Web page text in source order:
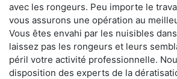
avec les rongeurs. Peu importe le
vous assurons une opération au
Vous êtes envahi par les nuisibles
laissez pas les rongeurs et leurs
péril votre activité professionnelle.
disposition des experts de la